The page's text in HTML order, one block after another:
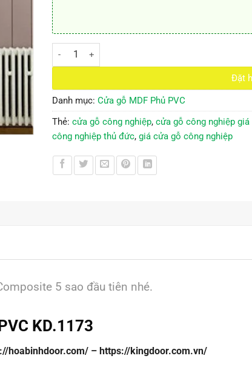
Cửa gỗ công nghiệp MDF phủ PVC KD.1173 số lượng
Đặt
Danh mục: Cửa gỗ MDF Phủ PVC
Thẻ: cửa gỗ công nghiệp, cửa gỗ công nghiệp giá
công nghiệp thủ đức, giá cửa gỗ công nghiệp
5 sao đầu tiên nhé.
KD.1173
hoabinhdoor.com/ – https://kingdoor.com.vn/